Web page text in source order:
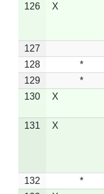
126 X
127
128
*
129
*
130
X
131 X
132 *